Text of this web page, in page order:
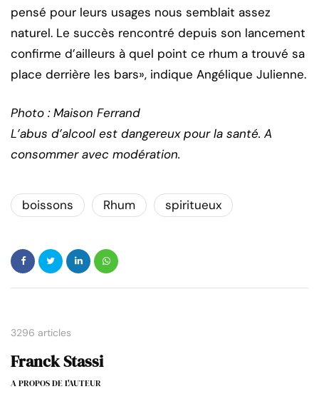
pensé pour leurs usages nous semblait assez
naturel. Le succès rencontré depuis son lancement
confirme d’ailleurs à quel point ce rhum a trouvé sa
place derrière les bars», indique Angélique Julienne.
Photo : Maison Ferrand
L’abus d’alcool est dangereux pour la santé. A
consommer avec modération.
boissons Rhum spiritueux
3296 articles
Franck Stassi
A PROPOS DE L'AUTEUR